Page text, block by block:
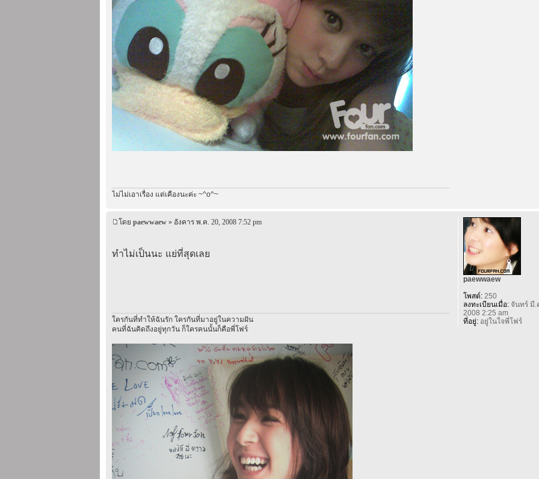
ไม่ไม่เอาเรื่อง แต่เคืองนะค่ะ ~^o^~
โดย paewwaew » อังคาร พ.ค. 20, 2008 7:52 pm
ทำไม่เป็นนะ แย่ที่สุดเลย
ใครกันที่ทำให้ฉันรัก ใครกันที่มาอยู่ในความฝัน
คนที่ฉันคิดถึงอยู่ทุกวัน ก็ใครคนนั้นก็คือพี่โฟร์
paewwaew
โพสต์:250
ลงทะเบียนเมื่อ:จันทร์ มี.
2008 2:25 am
ที่อยู่:อยู่ในใจพี่โฟร์